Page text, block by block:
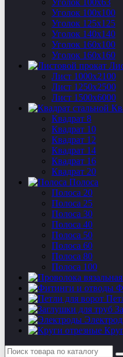
Уголок 100х63
Уголок 100х100
Уголок 125х125
Уголок 140х140
Уголок 160х100
Уголок 160х160
Лист 1000х2100
Лист 1250х2500
Лист 1500х6000
Квадрат 8
Квадрат 10
Квадрат 12
Квадрат 14
Квадрат 16
Квадрат 20
Полоса
Полоса 20
Полоса 25
Полоса 30
Полоса 40
Полоса 50
Полоса 60
Полоса 80
Полоса 100